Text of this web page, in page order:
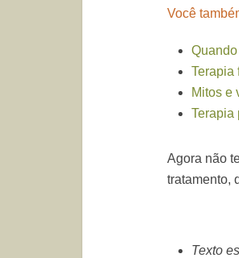
Você
Terapia
Mitos e
Terapia
Agora não
tratamento,
Texto